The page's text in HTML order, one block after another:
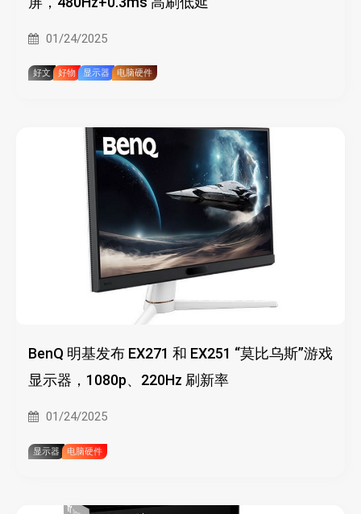
01/24/2025
好文 好物 显示器 电脑硬件
BenQ 明基发布 EX271 和 EX251 “莫比乌斯”游戏
显示器，1080p、220Hz 刷新率
01/24/2025
显示器 电脑硬件